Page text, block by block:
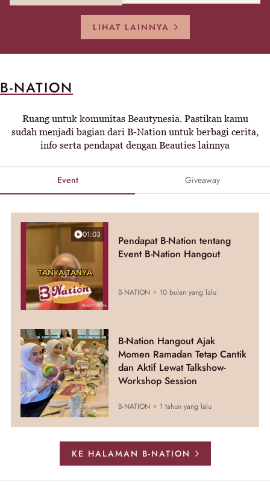
LIHAT LAINNYA
B-NATION
Ruang untuk komunitas Beautynesia. Pastikan kamu
sudah menjadi bagian dari B-Nation untuk berbagi cerita,
info serta pendapat dengan Beauties lainnya
Event Giveaway
01:03
Pendapat B-Nation tentang
Event B-Nation Hangout
B-NATION 10 bulan yang lalu
B-Nation Hangout Ajak
Momen Ramadan Tetap Cantik
dan Aktif Lewat Talkshow-
Workshop Session
B-NATION 1 tahun yang lalu
KE HALAMAN B-NATION